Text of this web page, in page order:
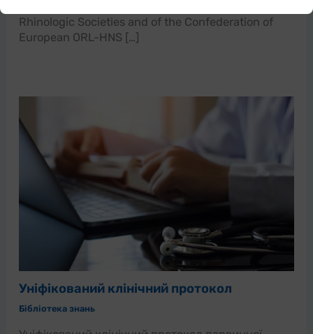
Rhinologic Societies and of the Confederation of
European ORL-HNS […]
Уніфікований клінічний протокол
Бібліотека знань